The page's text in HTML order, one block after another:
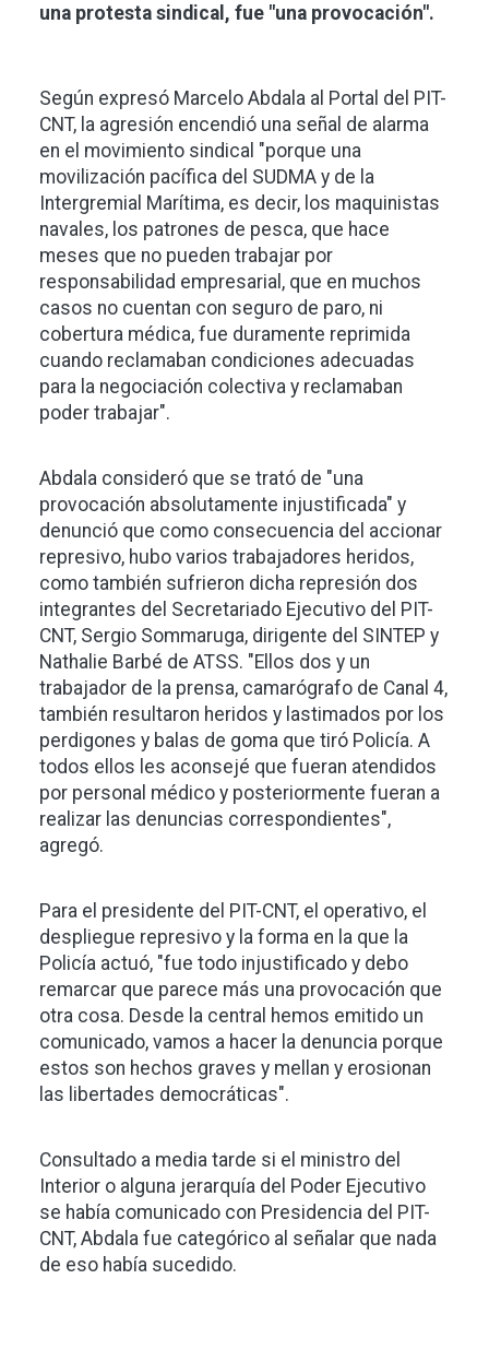
una protesta sindical, fue "una provocación".
Según expresó Marcelo Abdala al Portal del PIT-
CNT, la agresión encendió una señal de alarma
en el movimiento sindical "porque una
movilización pacífica del SUDMA y de la
Intergremial Marítima, es decir, los maquinistas
navales, los patrones de pesca, que hace
meses que no pueden trabajar por
responsabilidad empresarial, que en muchos
casos no cuentan con seguro de paro, ni
cobertura médica, fue duramente reprimida
cuando reclamaban condiciones adecuadas
para la negociación colectiva y reclamaban
poder trabajar".
Abdala consideró que se trató de "una
provocación absolutamente injustificada" y
denunció que como consecuencia del accionar
represivo, hubo varios trabajadores heridos,
como también sufrieron dicha represión dos
integrantes del Secretariado Ejecutivo del PIT-
CNT, Sergio Sommaruga, dirigente del SINTEP y
Nathalie Barbé de ATSS. "Ellos dos y un
trabajador de la prensa, camarógrafo de Canal 4,
también resultaron heridos y lastimados por los
perdigones y balas de goma que tiró Policía. A
todos ellos les aconsejé que fueran atendidos
por personal médico y posteriormente fueran a
realizar las denuncias correspondientes",
agregó.
Para el presidente del PIT-CNT, el operativo, el
despliegue represivo y la forma en la que la
Policía actuó, "fue todo injustificado y debo
remarcar que parece más una provocación que
otra cosa. Desde la central hemos emitido un
comunicado, vamos a hacer la denuncia porque
estos son hechos graves y mellan y erosionan
las libertades democráticas".
Consultado a media tarde si el ministro del
Interior o alguna jerarquía del Poder Ejecutivo
se había comunicado con Presidencia del PIT-
CNT, Abdala fue categórico al señalar que nada
de eso había sucedido.